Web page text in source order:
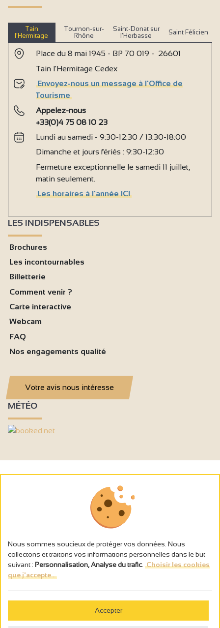
Tain
l’Hermitage
Tournon-sur-
Rhône
Saint-Donat sur
l’Herbasse
Saint Félicien
Place du 8 mai 1945 - BP 70 019 - 26601
Tain l'Hermitage Cedex
Envoyez-nous un message à l'Office de
Tourisme
Appelez-nous
+33(0)4 75 08 10 23
Lundi au samedi - 9:30-12:30 / 13:30-18:00
Dimanche et jours fériés : 9:30-12:30
Fermeture exceptionnelle le samedi 11 juillet,
matin seulement.
Les horaires à l'année ICI
LES INDISPENSABLES
Brochures
Les incontournables
Billetterie
Comment venir ?
Carte interactive
Webcam
FAQ
Nos engagements qualité
Votre avis nous intéresse
MÉTÉO
L’abus d’alcool est dangereux pour la santé, à consommer avec
Nous sommes soucieux de protéger vos données. Nous
collectons et traitons vos informations personnelles dans le but
suivant : Personnalisation, Analyse du trafic Choisir les cookies
que j'accepte...
Accepter